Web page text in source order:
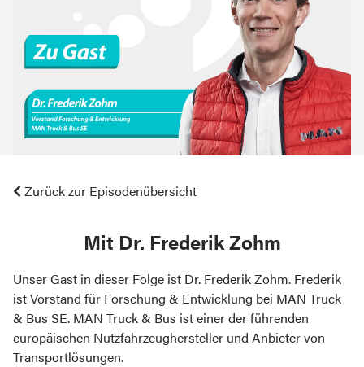
Zurück zur Episodenübersicht
mit Dr. Frederik Zohm
Unser Gast in dieser Folge ist Dr. Frederik Zohm. Frederik
ist Vorstand für Forschung & Entwicklung bei MAN Truck
& Bus SE. MAN Truck & Bus ist einer der führenden
europäischen Nutzfahrzeughersteller und Anbieter von
Transportlösungen.